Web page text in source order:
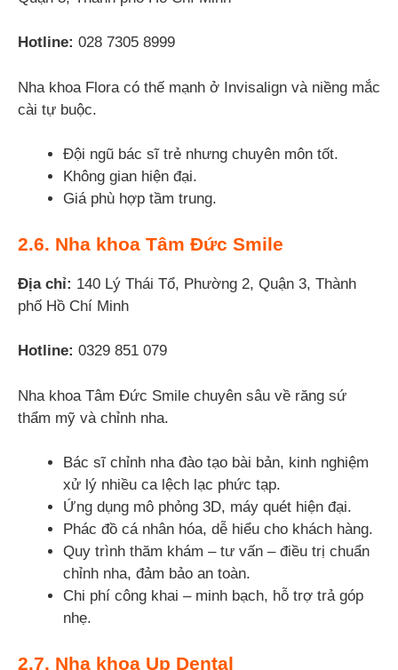
Hotline: 028 7305 8999
Nha khoa Flora có thế mạnh ở Invisalign và niềng mắc
cài tự buộc.
Đội ngũ bác sĩ trẻ nhưng chuyên môn tốt.
Không gian hiện đại.
Giá phù hợp tầm trung.
2.6. Nha khoa Tâm Đức Smile
Địa chỉ: 140 Lý Thái Tổ, Phường 2, Quận 3, Thành
phố Hồ Chí Minh
Hotline: 0329 851 079
Nha khoa Tâm Đức Smile chuyên sâu về răng sứ
thẩm mỹ và chỉnh nha.
Bác sĩ chỉnh nha đào tạo bài bản, kinh nghiệm
xử lý nhiều ca lệch lạc phức tạp.
Ứng dụng mô phỏng 3D, máy quét hiện đại.
Phác đồ cá nhân hóa, dễ hiểu cho khách hàng.
Quy trình thăm khám – tư vấn – điều trị chuẩn
chỉnh nha, đảm bảo an toàn.
Chi phí công khai – minh bạch, hỗ trợ trả góp
nhẹ.
2.7. Nha khoa Up Dental